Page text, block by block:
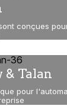
conçues
& Talan
pour